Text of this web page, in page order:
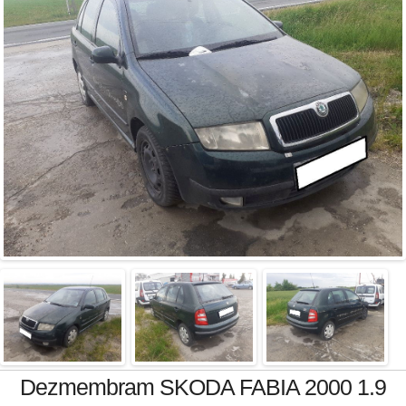
Dezmembram SKODA FABIA 2000 1.9